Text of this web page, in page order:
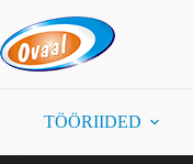
content
77.90€
TÖÖRIIDED